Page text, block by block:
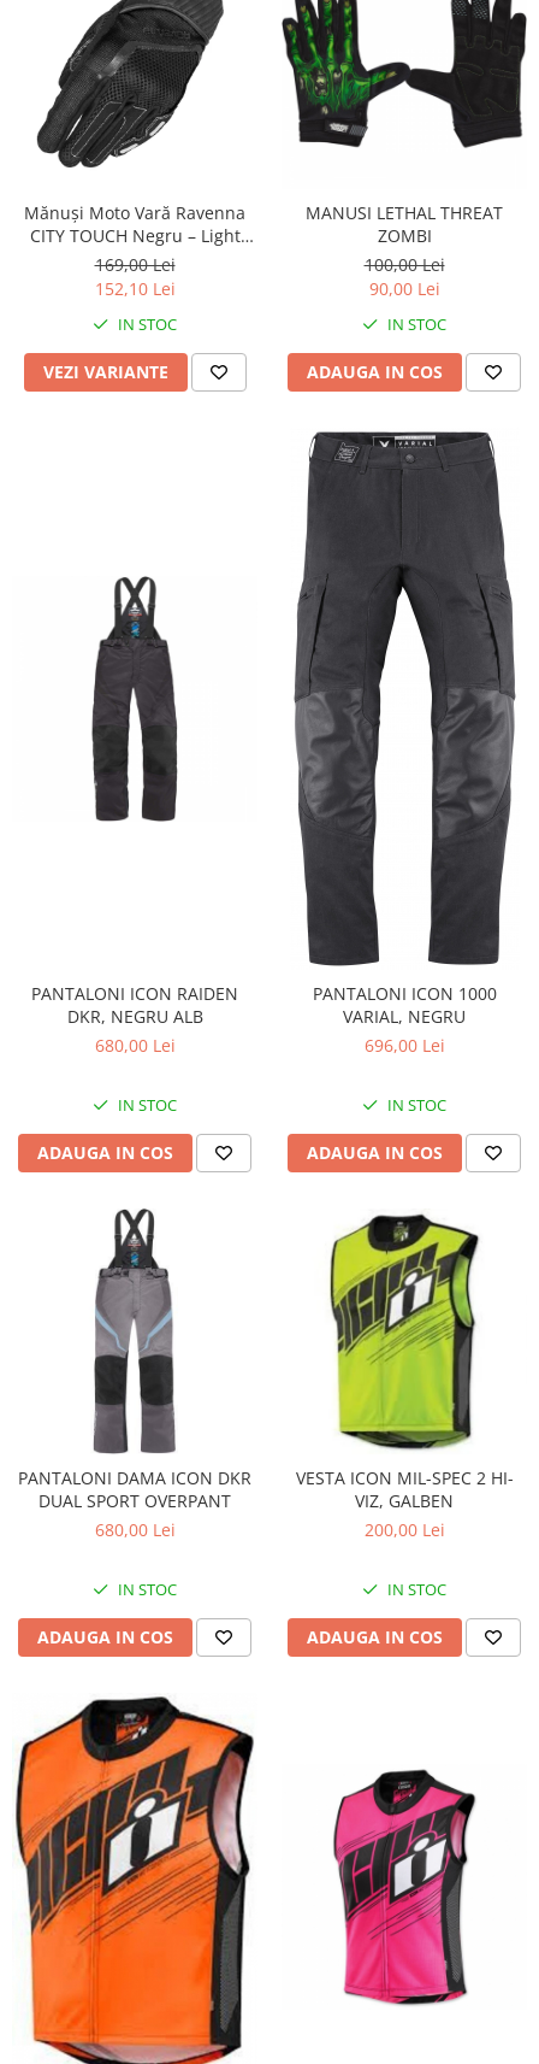
Pompe Apa
Radiatoare
ventilator
TGB
Mănuși Moto Vară Ravenna
CITY TOUCH Negru – Light
Urban Mesh
169,00 Lei
152,10 Lei
IN STOC
VEZI VARIANTE
MANUSI LETHAL THREAT
ZOMBI
100,00 Lei
90,00 Lei
IN STOC
ADAUGA IN COS
PANTALONI ICON RAIDEN
DKR, NEGRU ALB
680,00 Lei
IN STOC
ADAUGA IN COS
PANTALONI ICON 1000
VARIAL, NEGRU
696,00 Lei
IN STOC
ADAUGA IN COS
PANTALONI DAMA ICON DKR
DUAL SPORT OVERPANT
680,00 Lei
IN STOC
ADAUGA IN COS
VESTA ICON MIL-SPEC 2 HI-
VIZ, GALBEN
200,00 Lei
IN STOC
ADAUGA IN COS